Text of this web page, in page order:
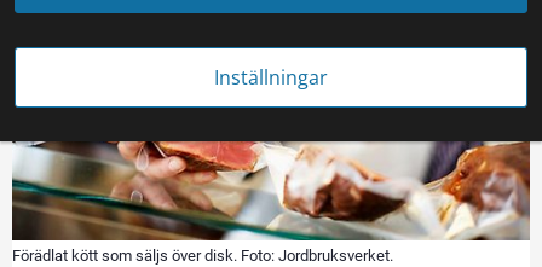
Inställningar
Förädlat kött som säljs över disk. Foto: Jordbruksverket.